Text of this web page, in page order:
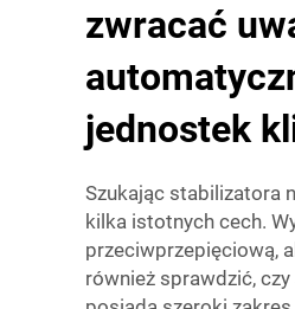
zwracać
jednostek
Szukając stabilizatora
kilka istotnych cech.
przeciwprzepięciową,
również sprawdzić,